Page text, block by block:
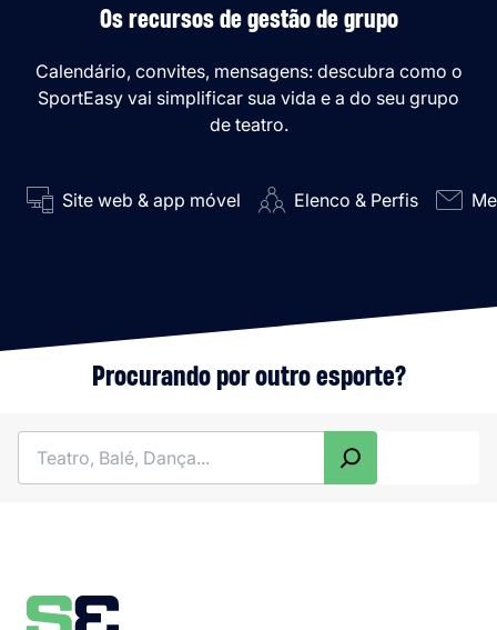
Os recursos de gestão de grupo
Calendário, convites, mensagens: descubra como o
SportEasy vai simplificar sua vida e a do seu grupo
de teatro.
Site web & app móvel Elenco & Perfis
Procurando por outro esporte?